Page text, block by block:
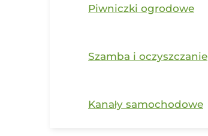
Piwniczki ogrodowe
Szamba i oczyszczanie
Kanały samochodowe